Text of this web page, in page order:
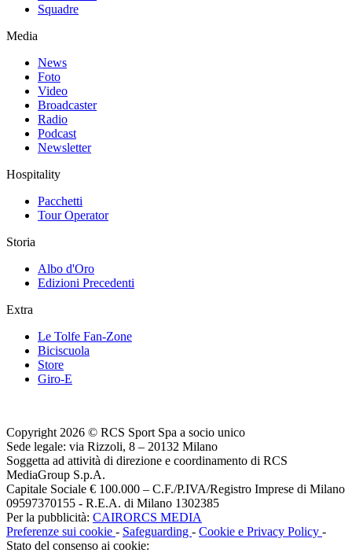
Squadre
Media
News
Foto
Video
Broadcaster
Radio
Podcast
Newsletter
Hospitality
Pacchetti
Tour Operator
Storia
Albo d'Oro
Edizioni Precedenti
Extra
Le Tolfe Fan-Zone
Biciscuola
Store
Giro-E
Copyright 2026 © RCS Sport Spa a socio unico
Sede legale: via Rizzoli, 8 – 20132 Milano
Soggetta ad attività di direzione e coordinamento di RCS
MediaGroup S.p.A.
Capitale Sociale € 100.000 – C.F./P.IVA/Registro Imprese di Milano
09597370155 - R.E.A. di Milano 1302385
Per la pubblicità: CAIRORCS MEDIA
Preferenze sui cookie - Safeguarding - Cookie e Privacy Policy -
Stato del consenso ai cookie: